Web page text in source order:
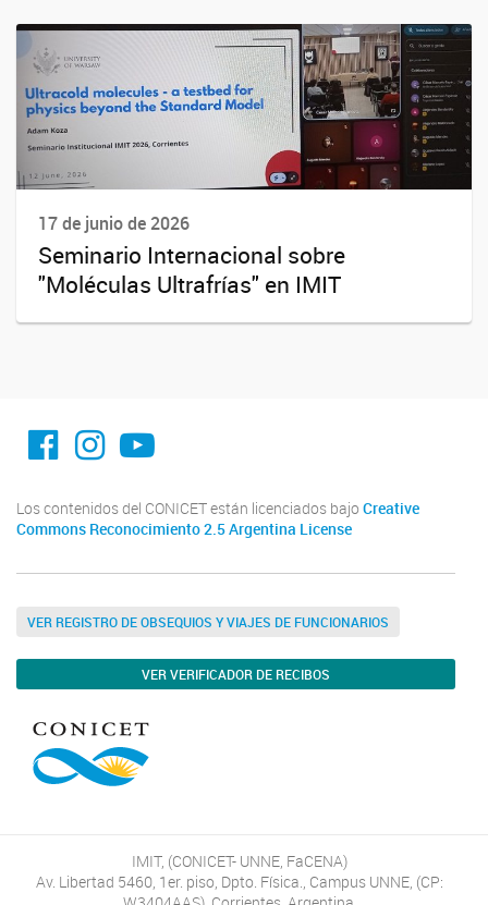
17 de junio de 2026
Seminario Internacional sobre
"Moléculas Ultrafrías" en IMIT
facebook imit.conicet
imit.conicet
Youtube
Los contenidos del CONICET están licenciados bajo Creative
Commons Reconocimiento 2.5 Argentina License
VER REGISTRO DE OBSEQUIOS Y VIAJES DE FUNCIONARIOS
VER VERIFICADOR DE RECIBOS
IMIT, (CONICET- UNNE, FaCENA)
Av. Libertad 5460, 1er. piso, Dpto. Física., Campus UNNE, (CP: